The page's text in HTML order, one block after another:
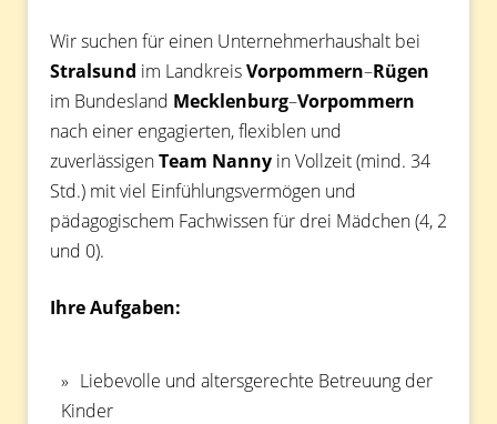
Wir suchen für einen Unternehmerhaushalt bei
Stralsund im LandkreisVorpommern–Rügen
im Bundesland Mecklenburg–Vorpommern
nach einer engagierten, flexiblen und
zuverlässigenTeam Nanny in Vollzeit (mind. 34
Std.) mit viel Einfühlungsvermögen und
pädagogischem Fachwissen für drei Mädchen (4, 2
und 0).
Ihre Aufgaben:
Liebevolle und altersgerechte Betreuung der
Kinder